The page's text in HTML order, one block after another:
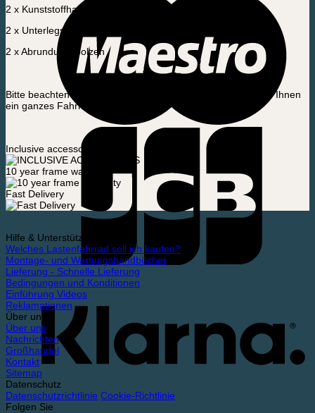
2 x Kunststoffhalterung für das Verdeck
2 x Unterlegscheiben
2 x Abrundungsbolzen
Bitte beachten Sie, dass Sie 2 Pakete kaufen müssen, wenn Ihnen
ein ganzes Fahrrad fehlt.
Inclusive accessories
10 year frame warranty
Fast Delivery
Hilfe & Unterstützung
Welches Lastenfahrrad soll ich kaufen?
Montage- und Wartungshandbücher
Lieferung - Schnelle Lieferung
Bedingungen und Konditionen
Einführung Videos
Reklamationen
Über uns
Über uns
Nachrichten
Großhandel
Kontakt
Sitemap
Datenschutz
Datenschutzrichtlinie Cookie-Richtlinie
Folgen Sie